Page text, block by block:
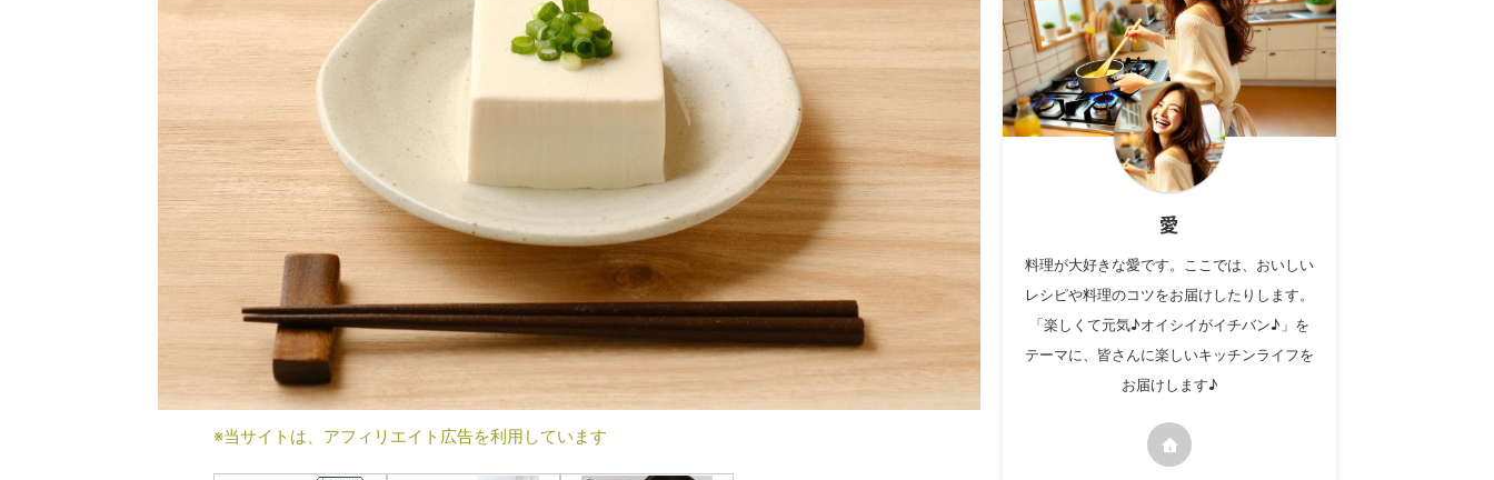
※当サイトは、アフィリエイト広告を利用しています
愛
料理が大好きな愛です。ここでは、おいしい
レシピや料理のコツをお届けしたりします。
「楽しくて元気♪オイシイがイチバン♪」を
テーマに、皆さんに楽しいキッチンライフを
お届けします♪